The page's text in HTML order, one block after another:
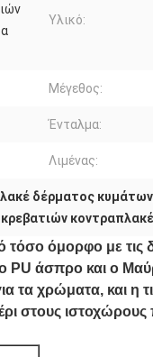
Υλικό:
Μέγεθος:
Ένταλμα:
Λιμένας:
δέρματος κυμάτων
κοντραπλακέ
τόσο όμορφο με τις
PU άσπρο και ο
τα χρώματα, και η
στους